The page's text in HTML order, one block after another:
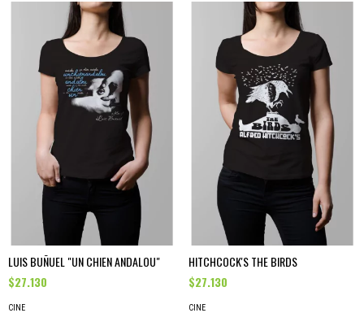
LUIS BUÑUEL "UN CHIEN ANDALOU"
$27.130
CINE
HITCHCOCK'S THE BIRDS
$27.130
CINE